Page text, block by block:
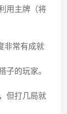
用主牌（将
非常有成就
子的玩家。
打几局就